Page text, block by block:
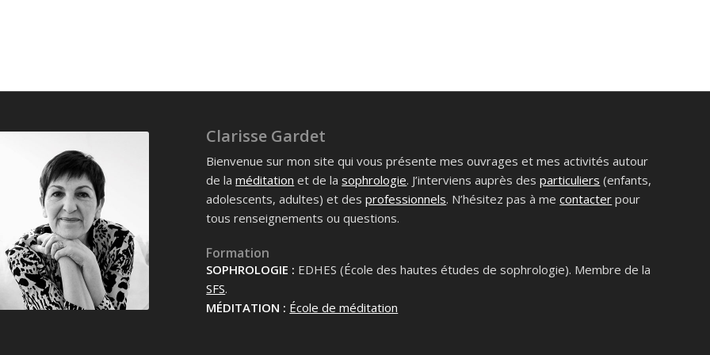
Clarisse Gardet
Bienvenue sur mon site qui vous présente mes ouvrages et mes activités autour
de laméditation et de lasophrologie. J’interviens auprès desparticuliers (enfants,
adolescents, adultes) et desprofessionnels. N’hésitez pas à mecontacter pour
tous renseignements ou questions.
Formation
SOPHROLOGIE : EDHES (École des hautes études de sophrologie). Membre de la
SFS.
MÉDITATION : École de méditation